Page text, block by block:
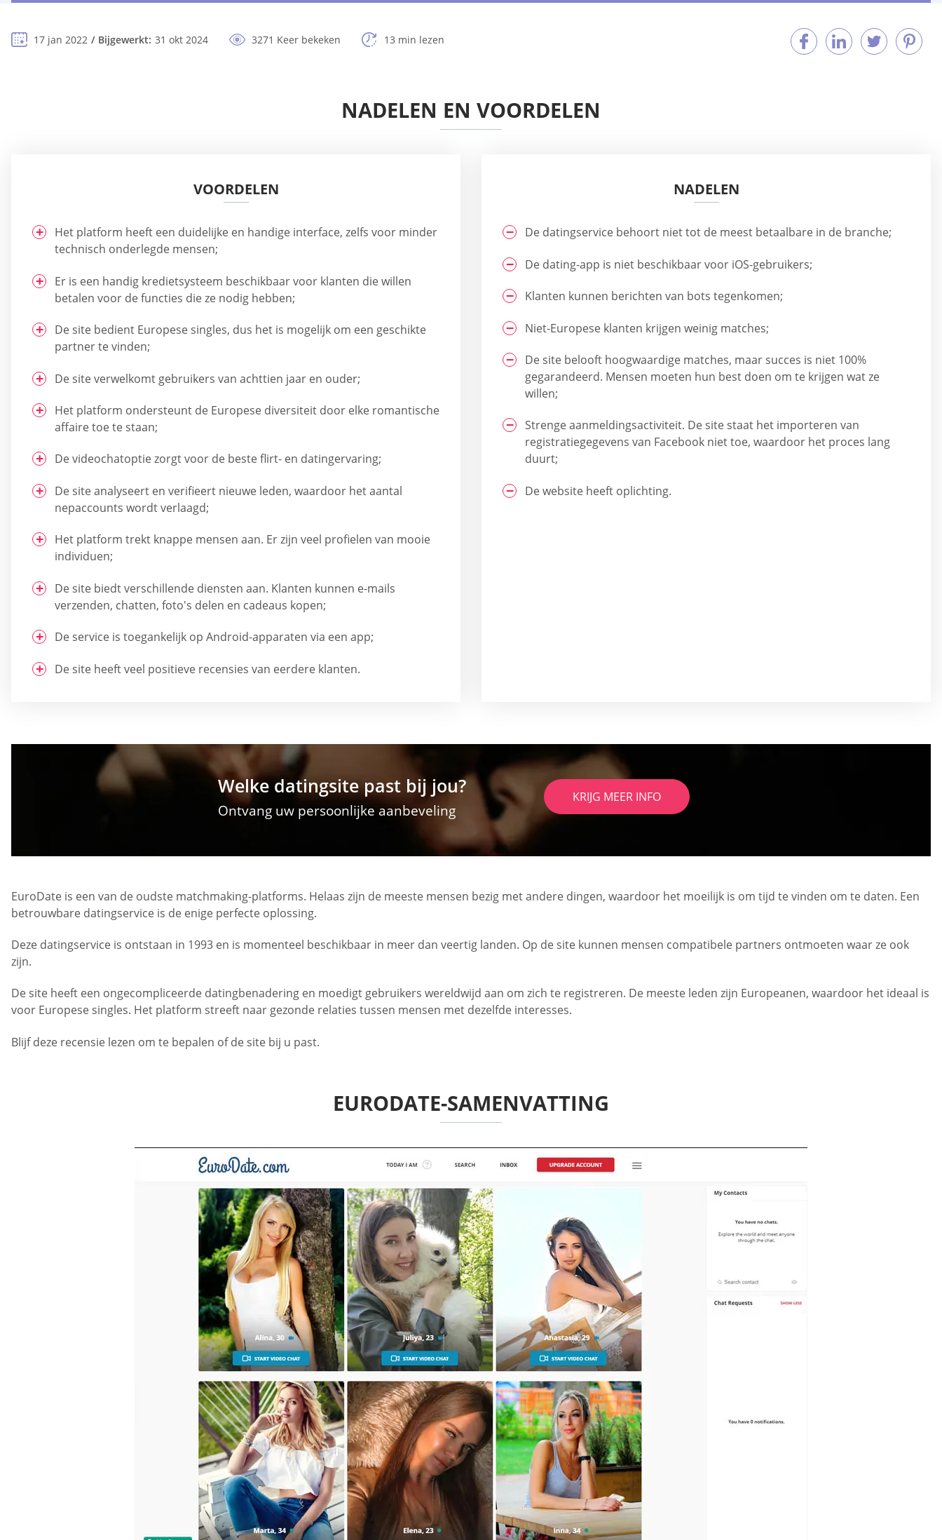
17 jan 2022 Bijgewerkt: 31 okt 2024 3271 Keer bekeken 13 min lezen
NADELEN EN VOORDELEN
VOORDELEN
Het platform heeft een duidelijke en handige interface, zelfs voor minder
technisch onderlegde mensen;
Er is een handig kredietsysteem beschikbaar voor klanten die willen
betalen voor de functies die ze nodig hebben;
De site bedient Europese singles, dus het is mogelijk om een geschikte
partner te vinden;
De site verwelkomt gebruikers van achttien jaar en ouder;
Het platform ondersteunt de Europese diversiteit door elke romantische
affaire toe te staan;
De videochatoptie zorgt voor de beste flirt- en datingervaring;
De site analyseert en verifieert nieuwe leden, waardoor het aantal
nepaccounts wordt verlaagd;
Het platform trekt knappe mensen aan. Er zijn veel profielen van mooie
individuen;
De site biedt verschillende diensten aan. Klanten kunnen e-mails
verzenden, chatten, foto's delen en cadeaus kopen;
De service is toegankelijk op Android-apparaten via een app;
De site heeft veel positieve recensies van eerdere klanten.
NADELEN
De datingservice behoort niet tot de meest betaalbare in de branche;
De dating-app is niet beschikbaar voor iOS-gebruikers;
Klanten kunnen berichten van bots tegenkomen;
Niet-Europese klanten krijgen weinig matches;
De site belooft hoogwaardige matches, maar succes is niet 100%
gegarandeerd. Mensen moeten hun best doen om te krijgen wat ze
willen;
Strenge aanmeldingsactiviteit. De site staat het importeren van
registratiegegevens van Facebook niet toe, waardoor het proces lang
duurt;
De website heeft oplichting.
Welke datingsite past bij jou?
Ontvang uw persoonlijke aanbeveling
KRIJG MEER INFO
EuroDate is een van de oudste matchmaking-platforms. Helaas zijn de meeste mensen bezig met andere dingen, waardoor het moeilijk is om tijd te vinden om te daten. Een
betrouwbare datingservice is de enige perfecte oplossing.
Deze datingservice is ontstaan in 1993 en is momenteel beschikbaar in meer dan veertig landen. Op de site kunnen mensen compatibele partners ontmoeten waar ze ook
zijn.
De site heeft een ongecompliceerde datingbenadering en moedigt gebruikers wereldwijd aan om zich te registreren. De meeste leden zijn Europeanen, waardoor het ideaal is
voor Europese singles. Het platform streeft naar gezonde relaties tussen mensen met dezelfde interesses.
Blijf deze recensie lezen om te bepalen of de site bij u past.
EURODATE-SAMENVATTING